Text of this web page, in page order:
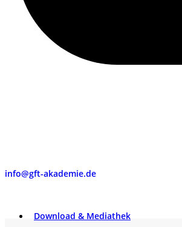
info@gft-akademie.de
Download & Mediathek